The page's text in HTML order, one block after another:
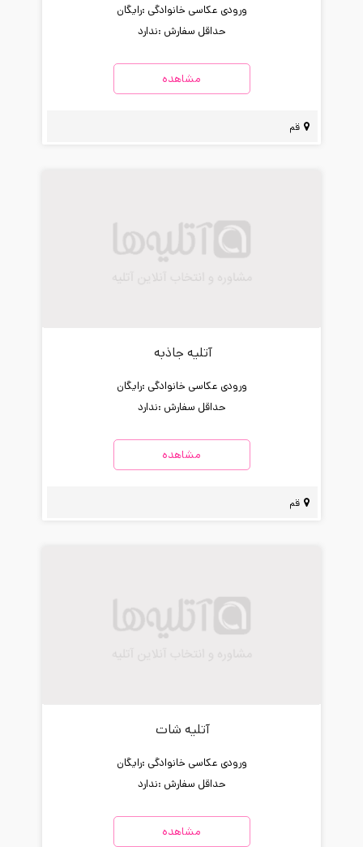
ورودی عکاسی خانوادگی :رایگان
حداقل سفارش :ندارد
مشاهده
قم
آتلیه جاذبه
ورودی عکاسی خانوادگی :رایگان
حداقل سفارش :ندارد
مشاهده
قم
آتلیه شات
ورودی عکاسی خانوادگی :رایگان
حداقل سفارش :ندارد
مشاهده